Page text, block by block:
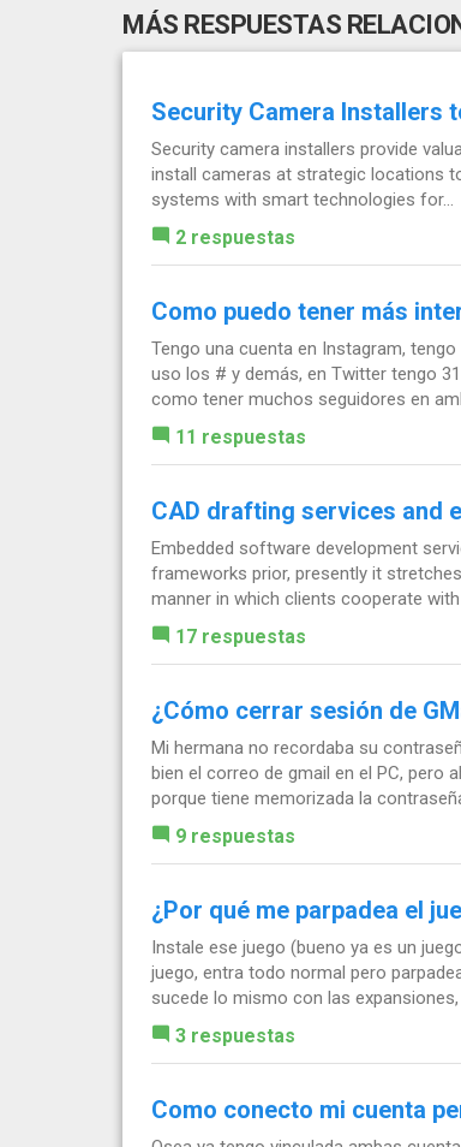
MÁS RESPUESTAS
Security Camera Installers
Security camera installers provide
install cameras at strategic locations
systems with smart technologies for...
2 respuestas
Como puedo tener más
Tengo una cuenta en Instagram,
uso los # y demás, en Twitter tengo
como tener muchos seguidores en
11 respuestas
CAD drafting services and
Embedded software development
frameworks prior, presently it
manner in which clients cooperate with
17 respuestas
¿Cómo cerrar sesión de
Mi hermana no recordaba su
bien el correo de gmail en el PC, pero
porque tiene memorizada la
9 respuestas
¿Por qué me parpadea el
Instale ese juego (bueno ya es un
juego, entra todo normal pero
sucede lo mismo con las
3 respuestas
Como conecto mi cuenta